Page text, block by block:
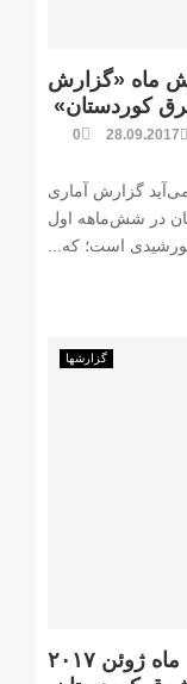
ماه «گزارش
کوردستان»
28.09.2017
0
گزارش آماری
در شش‌ماهه اول
گزارشها
گزارش موارد نقض حقوق بشر ماه ژوئن ۲۰۱۷